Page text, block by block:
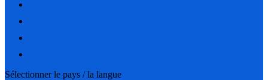
Sélectionner le pays / la langue